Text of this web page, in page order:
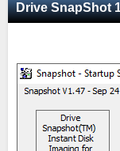
Drive SnapShot